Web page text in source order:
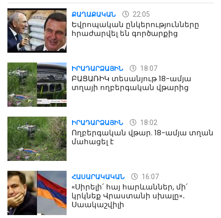
ՔԱՂԱՔԱԿԱՆ 22:05
Եվրոպական ընկերությունները
հրաժարվել են գործարքից
ԻՐԱԴԱՐՁԱՅԻՆ 18:07
ԲԱՑԱՌԻԿ տեսանյութ 18-ամյա
տղայի ողբերգական վթարից
ԻՐԱԴԱՐՁԱՅԻՆ 18:02
Ողբերգական վթար. 18-ամյա տղան
մահացել է
ՀԱՍԱՐԱԿԱԿԱՆ 16:07
«Սիրելի՛ հայ հարևաններ, մի՛
կրկնեք Վրաստանի սխալը»․
Սաակաշվիլի